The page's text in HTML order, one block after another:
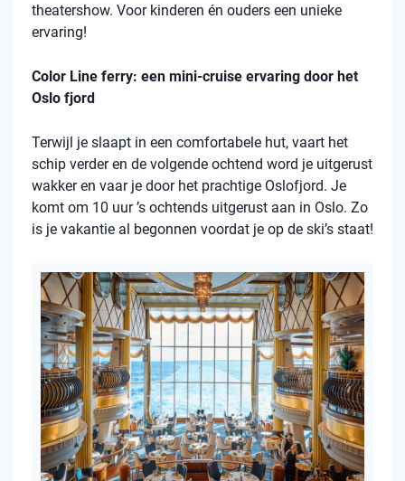
theatershow. Voor kinderen én ouders een unieke
ervaring!
Color Line ferry: een mini-cruise ervaring door het
Oslo fjord
Terwijl je slaapt in een comfortabele hut, vaart het
schip verder en de volgende ochtend word je uitgerust
wakker en vaar je door het prachtige Oslofjord. Je
komt om 10 uur ’s ochtends uitgerust aan in Oslo. Zo
is je vakantie al begonnen voordat je op de ski’s staat!